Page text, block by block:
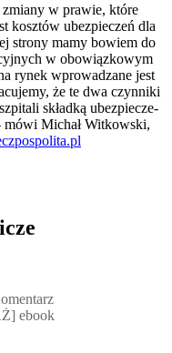
zmia­ny w pra­wie, któ­re
kosz­tów ubez­pie­czeń dla
stro­ny ma­my bo­wiem do
w obo­wiąz­ko­wym
ry­nek wpro­wa­dza­ne jest
że te dwa czyn­ni­ki
skład­ką ubez­pie­cze­
mó­wi Mi­chał Wit­kow­ski,
ebook